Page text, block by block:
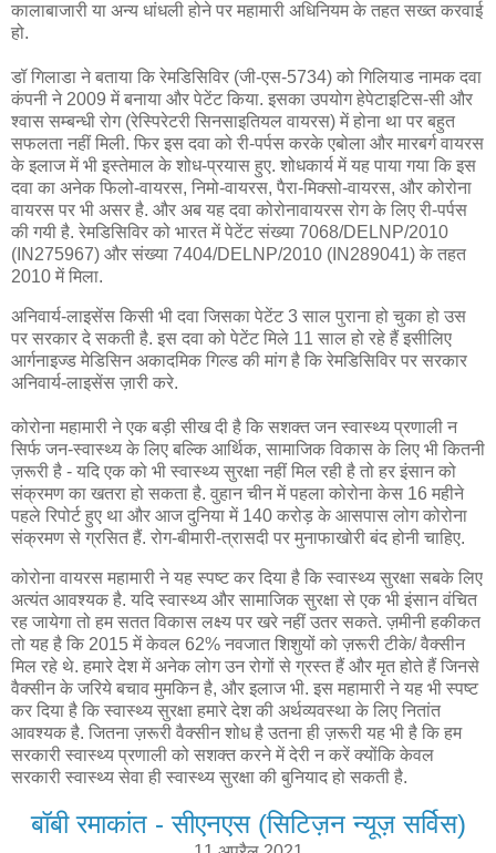
कालाबाजारी या अन्य धांधली होने पर महामारी अधिनियम के तहत सख्त करवाई
हो.
डॉ गिलाडा ने बताया कि रेमडिसिविर (जी-एस-5734) को गिलियाड नामक दवा
कंपनी ने 2009 में बनाया और पेटेंट किया. इसका उपयोग हेपेटाइटिस-सी और
श्वास सम्बन्धी रोग (रेस्पिरेटरी सिनसाइतियल वायरस) में होना था पर बहुत
सफलता नहीं मिली. फिर इस दवा को री-पर्पस करके एबोला और मारबर्ग वायरस
के इलाज में भी इस्तेमाल के शोध-प्रयास हुए. शोधकार्य में यह पाया गया कि इस
दवा का अनेक फिलो-वायरस, निमो-वायरस, पैरा-मिक्सो-वायरस, और कोरोना
वायरस पर भी असर है. और अब यह दवा कोरोनावायरस रोग के लिए री-पर्पस
की गयी है. रेमडिसिविर को भारत में पेटेंट संख्या 7068/DELNP/2010
(IN275967) और संख्या 7404/DELNP/2010 (IN289041) के तहत
2010 में मिला.
अनिवार्य-लाइसेंस किसी भी दवा जिसका पेटेंट 3 साल पुराना हो चुका हो उस
पर सरकार दे सकती है. इस दवा को पेटेंट मिले 11 साल हो रहे हैं इसीलिए
आर्गनाइज्ड मेडिसिन अकादमिक गिल्ड की मांग है कि रेमडिसिविर पर सरकार
अनिवार्य-लाइसेंस ज़ारी करे.
कोरोना महामारी ने एक बड़ी सीख दी है कि सशक्त जन स्वास्थ्य प्रणाली न
सिर्फ जन-स्वास्थ्य के लिए बल्कि आर्थिक, सामाजिक विकास के लिए भी कितनी
ज़रूरी है - यदि एक को भी स्वास्थ्य सुरक्षा नहीं मिल रही है तो हर इंसान को
संक्रमण का खतरा हो सकता है. वुहान चीन में पहला कोरोना केस 16 महीने
पहले रिपोर्ट हुए था और आज दुनिया में 140 करोड़ के आसपास लोग कोरोना
संक्रमण से ग्रसित हैं. रोग-बीमारी-त्रासदी पर मुनाफाखोरी बंद होनी चाहिए.
कोरोना वायरस महामारी ने यह स्पष्ट कर दिया है कि स्वास्थ्य सुरक्षा सबके लिए
अत्यंत आवश्यक है. यदि स्वास्थ्य और सामाजिक सुरक्षा से एक भी इंसान वंचित
रह जायेगा तो हम सतत विकास लक्ष्य पर खरे नहीं उतर सकते. ज़मीनी हकीकत
तो यह है कि 2015 में केवल 62% नवजात शिशुयों को ज़रूरी टीके/ वैक्सीन
मिल रहे थे. हमारे देश में अनेक लोग उन रोगों से ग्रस्त हैं और मृत होते हैं जिनसे
वैक्सीन के जरिये बचाव मुमकिन है, और इलाज भी. इस महामारी ने यह भी स्पष्ट
कर दिया है कि स्वास्थ्य सुरक्षा हमारे देश की अर्थव्यवस्था के लिए नितांत
आवश्यक है. जितना ज़रूरी वैक्सीन शोध है उतना ही ज़रूरी यह भी है कि हम
सरकारी स्वास्थ्य प्रणाली को सशक्त करने में देरी न करें क्योंकि केवल
सरकारी स्वास्थ्य सेवा ही स्वास्थ्य सुरक्षा की बुनियाद हो सकती है.
बॉबी रमाकांत - सीएनएस (सिटिज़न न्यूज़ सर्विस)